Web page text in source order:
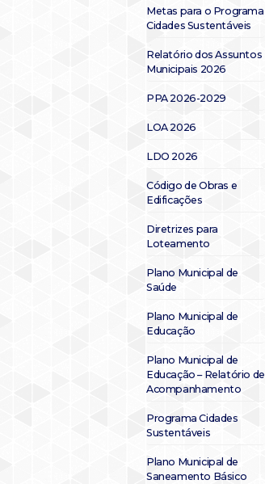
Metas para o Programa
Cidades Sustentáveis
Relatório dos Assuntos
Municipais 2026
PPA 2026-2029
LOA 2026
LDO 2026
Código de Obras e
Edificações
Diretrizes para
Loteamento
Plano Municipal de
Saúde
Plano Municipal de
Educação
Plano Municipal de
Educação – Relatório de
Acompanhamento
Programa Cidades
Sustentáveis
Plano Municipal de
Saneamento Básico